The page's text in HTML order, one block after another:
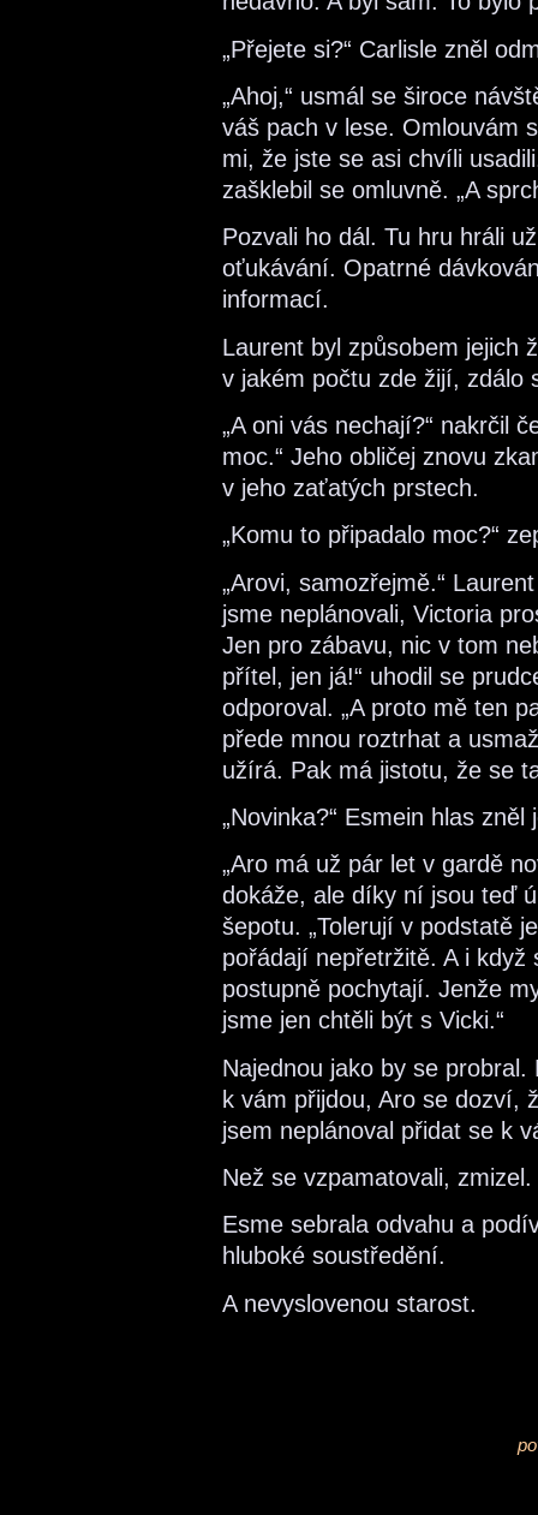
„Přejete si?“ Carlisle zněl
„Ahoj,“ usmál se široce
váš pach v lese. Omlouvám
mi, že jste se asi chvíli
zašklebil se omluvně. „A
Pozvali ho dál. Tu hru hráli
oťukávání. Opatrné
informací.
Laurent byl způsobem jejich
v jakém počtu zde žijí, zdálo
„A oni vás nechají?“ nakrčil
moc.“ Jeho obličej znovu
v jeho zaťatých prstech.
„Komu to připadalo moc?“
„Arovi, samozřejmě.“
jsme neplánovali, Victoria
Jen pro zábavu, nic v tom
přítel, jen já!“ uhodil se
odporoval. „A proto mě ten
přede mnou roztrhat a
užírá. Pak má jistotu, že se
„Novinka?“ Esmein hlas
„Aro má už pár let v gardě
dokáže, ale díky ní jsou teď
šepotu. „Tolerují v podstatě
pořádají nepřetržitě. A i
postupně pochytají. Jenže
jsme jen chtěli být s Vicki.“
Najednou jako by se probral.
k vám přijdou, Aro se dozví,
jsem neplánoval přidat se k
Než se vzpamatovali, zmizel.
Esme sebrala odvahu a
hluboké soustředění.
A nevyslovenou starost.